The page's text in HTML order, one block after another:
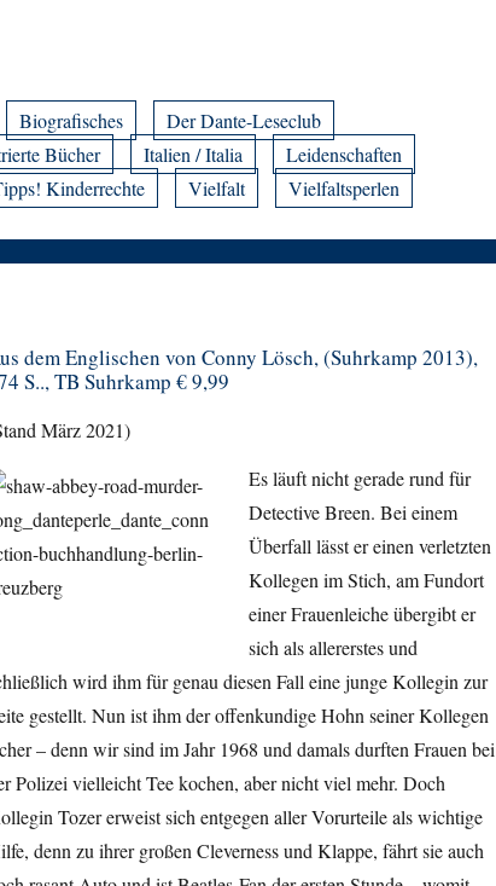
Biografisches
Der Dante-Leseclub
Bücher Italien / Italia
Leidenschaften
Kinderrechte Vielfalt
Vielfaltsperlen
dem Englischen von Conny Lösch, (Suhrkamp 2013),
S.., TB Suhrkamp € 9,99
März 2021)
Es läuft nicht gerade rund für
Detective Breen. Bei einem
Überfall lässt er einen verletzten
Kollegen im Stich, am Fundort
einer Frauenleiche übergibt er
sich als allererstes und
wird ihm für genau diesen Fall eine junge Kollegin zur
gestellt. Nun ist ihm der offenkundige Hohn seiner Kollegen
– denn wir sind im Jahr 1968 und damals durften Frauen bei
Polizei vielleicht Tee kochen, aber nicht viel mehr. Doch
Tozer erweist sich entgegen aller Vorurteile als wichtige
denn zu ihrer großen Cleverness und Klappe, fährt sie auch